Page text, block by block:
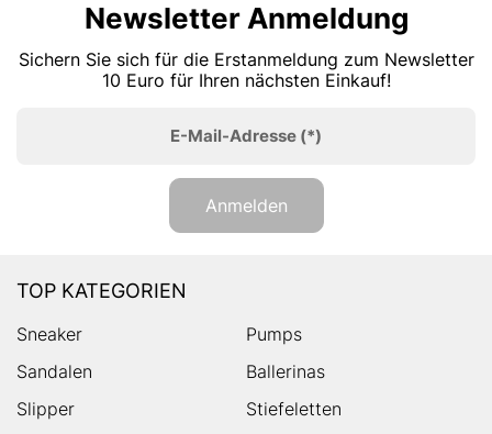
Newsletter Anmeldung
Sichern Sie sich für die Erstanmeldung zum Newsletter
10 Euro für Ihren nächsten Einkauf!
E-Mail-Adresse (*)
Anmelden
TOP KATEGORIEN
Sneaker
Pumps
Sandalen
Ballerinas
Slipper
Stiefeletten